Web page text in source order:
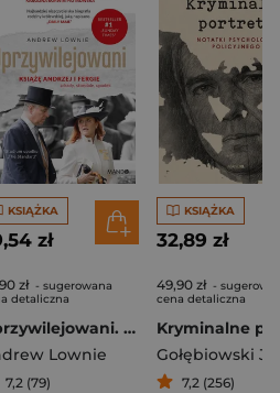
KSIĄŻKA
zł
zł - sugerowana
detaliczna
Uprzywilejowani. Książę Andrzej i Fergie – zdrady, skandale, upadek
Lownie
7,2 (79)
KSIĄŻKA
32,89 zł
49,90 zł -
cena detaliczna
Gołębiowski
7,2 (256)